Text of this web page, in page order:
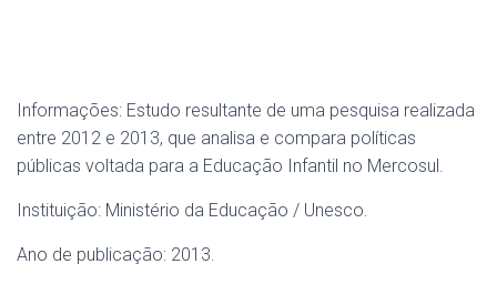
Informações: Estudo resultante de uma pesquisa realizada
entre 2012 e 2013, que analisa e compara políticas
públicas voltada para a Educação Infantil no Mercosul.
Instituição: Ministério da Educação / Unesco.
Ano de publicação: 2013.